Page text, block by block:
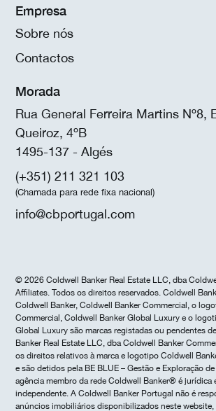
Empresa
Sobre nós
Contactos
Morada
Rua General Ferreira Martins Nº8,
Queiroz, 4ºB
1495-137 - Algés
(+351) 211 321 103
(Chamada para rede fixa nacional)
info@cbportugal.com
© 2026 Coldwell Banker Real Estate LLC, dba
Affiliates. Todos os direitos reservados. Coldwell
Coldwell Banker, Coldwell Banker Commercial, o
Commercial, Coldwell Banker Global Luxury e o
Global Luxury são marcas registadas ou pendentes
Banker Real Estate LLC, dba Coldwell Banker
os direitos relativos à marca e logotipo Coldwell
e são detidos pela BE BLUE – Gestão e Exploração
agência membro da rede Coldwell Banker® é jurídica
independente. A Coldwell Banker Portugal não é
anúncios imobiliários disponibilizados neste website,